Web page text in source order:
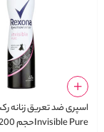
Invisible Pureحجم 200 میلی لیتر